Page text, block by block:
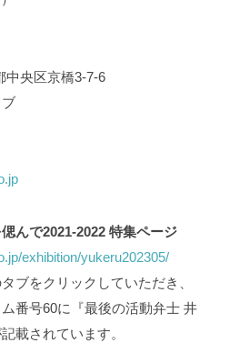
中央区京橋3-7-6
んで2021-2022 特集ページ
exhibition/yukeru202305/
ブをクリックしていただき、
番号60に『最後の活動弁士 井
載されています。